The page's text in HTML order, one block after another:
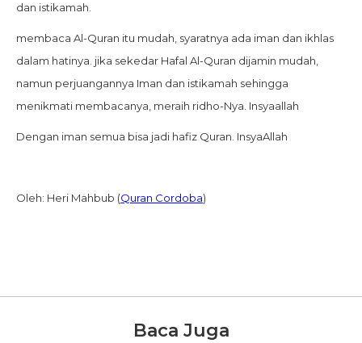
dan istikamah.
membaca Al-Quran itu mudah, syaratnya ada iman dan ikhlas
dalam hatinya. jika sekedar Hafal Al-Quran dijamin mudah,
namun perjuangannya Iman dan istikamah sehingga
menikmati membacanya, meraih ridho-Nya. Insyaallah
Dengan iman semua bisa jadi hafiz Quran. InsyaAllah
Oleh: Heri Mahbub (Quran Cordoba)
Baca Juga